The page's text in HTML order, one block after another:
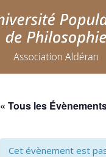
« Tous les
Cet évènement est